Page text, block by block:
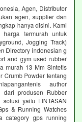
Agen, Distributor
agen, supplier dan
hanya disini. Kami
harga termurah untuk
Jogging Track)
Directory indonesian g
and gym used rubber
murah 13 Mm Sintetis
Crumb Powder tentang
author
dari produsen Rubber
yaitu LINTASAN
& Running Watches
category gps running